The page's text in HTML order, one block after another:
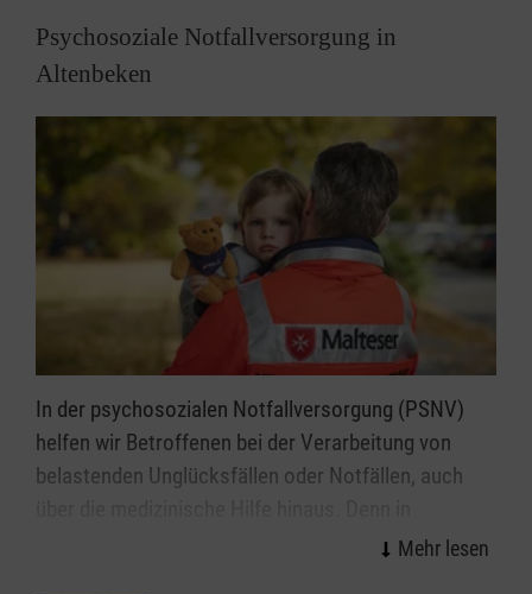
Psychosoziale Notfallversorgung in
Altenbeken
In der psychosozialen Notfallversorgung (PSNV)
helfen wir Betroffenen bei der Verarbeitung von
belastenden Unglücksfällen oder Notfällen, auch
Notfallsituationen oder bei Unglücksfällen reichen